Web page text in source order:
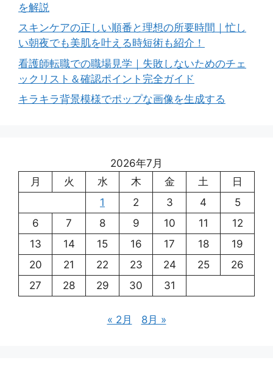
を解説
スキンケアの正しい順番と理想の所要時間｜忙し
い朝夜でも美肌を叶える時短術も紹介！
看護師転職での職場見学｜失敗しないためのチェ
ックリスト＆確認ポイント完全ガイド
キラキラ背景模様でポップな画像を生成する
2026年7月
月
火 水 木 金 土
日
1
2 3 4
5
6
7 8 9 10 11
12
13
14 15 16 17 18
19
20
21 22 23 24 25
26
27
28 29 30 31
« 2月 8月 »